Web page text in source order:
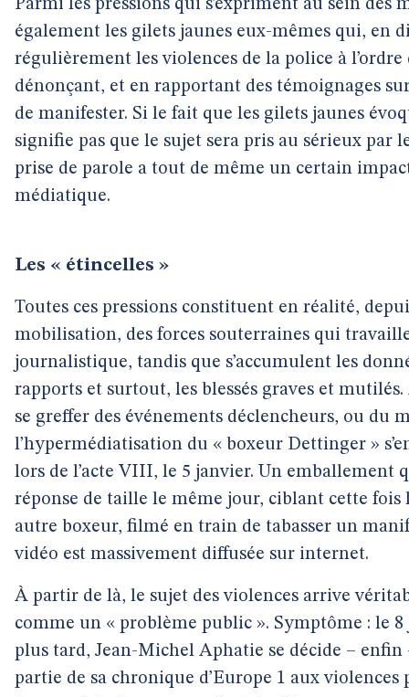
Parmi les pressions qui s’expriment au sein des
également les gilets jaunes eux-mêmes qui, en
régulièrement les violences de la police à l’ordre
dénonçant, et en rapportant des témoignages
de manifester. Si le fait que les gilets jaunes
signifie pas que le sujet sera pris au sérieux par
prise de parole a tout de même un certain
médiatique.
Les « étincelles »
Toutes ces pressions constituent en réalité,
mobilisation, des forces souterraines qui
journalistique, tandis que s’accumulent les
rapports et surtout, les blessés graves et
se greffer des événements déclencheurs, ou du
l’hypermédiatisation du « boxeur Dettinger »
lors de l’acte VIII, le 5 janvier. Un emballement
réponse de taille le même jour, ciblant cette
autre boxeur, filmé en train de tabasser un
vidéo est massivement diffusée sur internet.
À partir de là, le sujet des violences arrive
comme un « problème public ». Symptôme : le
plus tard, Jean-Michel Aphatie se décide – enfin
partie de sa chronique d’Europe 1 aux